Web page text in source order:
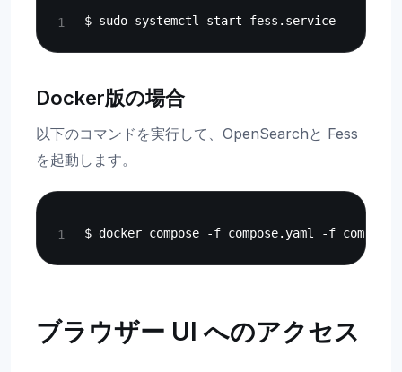
Docker版の場合
以下のコマンドを実行して、OpenSearchと Fess
を起動します。
ブラウザー UI へのアクセス